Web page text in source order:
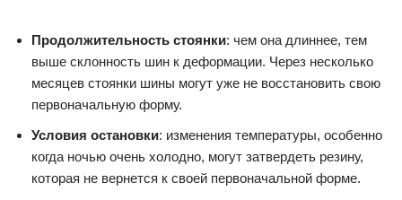
Продолжительность стоянки: чем она длиннее, тем
выше склонность шин к деформации. Через несколько
месяцев стоянки шины могут уже не восстановить свою
первоначальную форму.
Условия остановки: изменения температуры, особенно
когда ночью очень холодно, могут затвердеть резину,
которая не вернется к своей первоначальной форме.